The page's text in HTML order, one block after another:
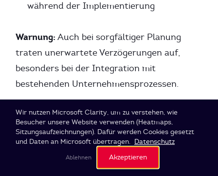
während der Implementierung
Warnung: Auch bei sorgfältiger Planung
traten unerwartete Verzögerungen auf,
besonders bei der Integration mit
bestehenden Unternehmensprozessen.
Forschungsmethodik
Cookie-Einstellungen
Wir nutzen Microsoft Clarity, um zu verstehen, wie
Besucher unsere Website verwenden (Heatmaps,
Sitzungsaufzeichnungen). Dafür werden Cookies gesetzt
und Daten an Microsoft übertragen. Datenschutz
Ablehnen Akzeptieren